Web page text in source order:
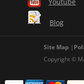
Blog
Site Map
Copyright ©